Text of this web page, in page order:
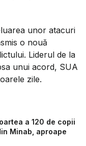
unor atacuri
o nouă
Liderul de la
unui acord, SUA
zile.
a 120 de copii
Minab, aproape